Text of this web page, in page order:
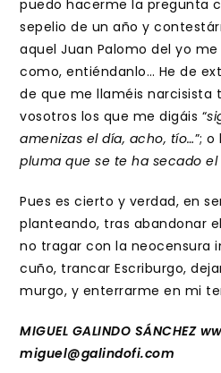
puedo hacerme la pregunta
sepelio de un año y
aquel Juan Palomo del yo
como, entiéndanlo… He de
de que me llaméis narcisista
vosotros los que me digáis “
amenizas el día, acho, tío…”; o
pluma que se te ha secado
Pues es cierto y verdad, en
planteando, tras abandonar
no tragar con la neocensura
cuño, trancar Escriburgo,
murgo, y enterrarme en mi
MIGUEL GALINDO SÁNCHEZ
miguel@galindofi.com